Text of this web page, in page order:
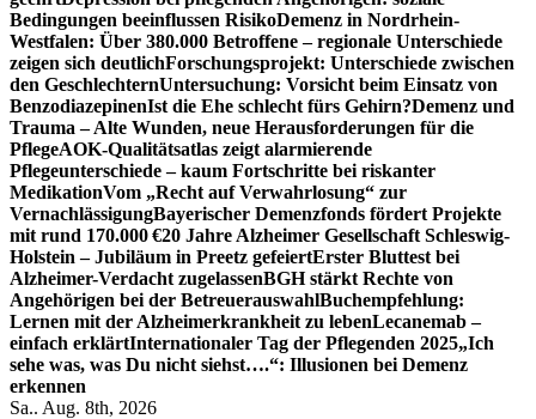
Bedingungen beeinflussen RisikoDemenz in Nordrhein-
Westfalen: Über 380.000 Betroffene – regionale Unterschiede
zeigen sich deutlichForschungsprojekt: Unterschiede zwischen
den GeschlechternUntersuchung: Vorsicht beim Einsatz von
BenzodiazepinenIst die Ehe schlecht fürs Gehirn?Demenz und
Trauma – Alte Wunden, neue Herausforderungen für die
PflegeAOK-Qualitätsatlas zeigt alarmierende
Pflegeunterschiede – kaum Fortschritte bei riskanter
MedikationVom „Recht auf Verwahrlosung“ zur
VernachlässigungBayerischer Demenzfonds fördert Projekte
mit rund 170.000 €20 Jahre Alzheimer Gesellschaft Schleswig-
Holstein – Jubiläum in Preetz gefeiertErster Bluttest bei
Alzheimer-Verdacht zugelassenBGH stärkt Rechte von
Angehörigen bei der BetreuerauswahlBuchempfehlung:
Lernen mit der Alzheimerkrankheit zu lebenLecanemab –
einfach erklärtInternationaler Tag der Pflegenden 2025„Ich
sehe was, was Du nicht siehst….“: Illusionen bei Demenz
erkennen
Sa.. Aug. 8th, 2026